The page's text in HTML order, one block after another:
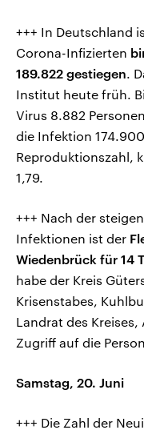
+++ In Deutschland
Corona-Infizierten
189.822 gestiegen.
Institut heute früh.
Virus 8.882
die Infektion
Reproduktionszahl,
1,79.
+++ Nach der
Infektionen ist der
Wiedenbrück für 14
habe der Kreis
Krisenstabes,
Landrat des
Zugriff auf die
Samstag, 20. Juni
+++ Die Zahl der